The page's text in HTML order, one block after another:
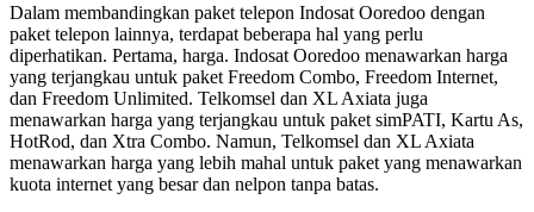
Dalam membandingkan paket telepon Indosat Ooredoo dengan
paket telepon lainnya, terdapat beberapa hal yang perlu
diperhatikan. Pertama, harga. Indosat Ooredoo menawarkan harga
yang terjangkau untuk paket Freedom Combo, Freedom Internet,
dan Freedom Unlimited. Telkomsel dan XL Axiata juga
menawarkan harga yang terjangkau untuk paket simPATI, Kartu As,
HotRod, dan Xtra Combo. Namun, Telkomsel dan XL Axiata
menawarkan harga yang lebih mahal untuk paket yang menawarkan
kuota internet yang besar dan nelpon tanpa batas.